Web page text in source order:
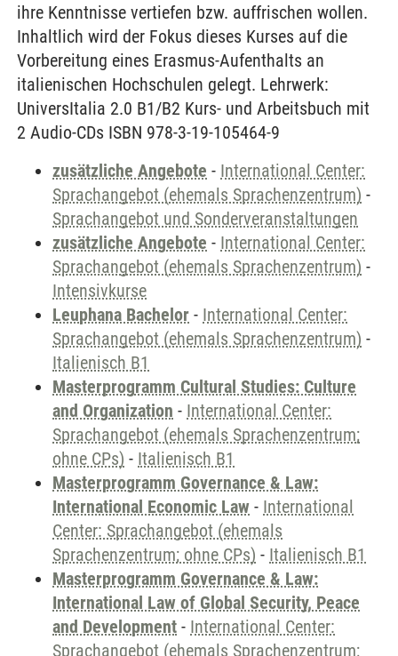
ihre Kenntnisse vertiefen bzw. auffrischen wollen.
Inhaltlich wird der Fokus dieses Kurses auf die
Vorbereitung eines Erasmus-Aufenthalts an
italienischen Hochschulen gelegt. Lehrwerk:
UniversItalia 2.0 B1/B2 Kurs- und Arbeitsbuch mit
2 Audio-CDs ISBN 978-3-19-105464-9
zusätzliche Angebote - International Center:
Sprachangebot (ehemals Sprachenzentrum) -
Sprachangebot und Sonderveranstaltungen
zusätzliche Angebote - International Center:
Sprachangebot (ehemals Sprachenzentrum) -
Intensivkurse
Leuphana Bachelor - International Center:
Sprachangebot (ehemals Sprachenzentrum) -
Italienisch B1
Masterprogramm Cultural Studies: Culture
and Organization - International Center:
Sprachangebot (ehemals Sprachenzentrum;
ohne CPs) - Italienisch B1
Masterprogramm Governance & Law:
International Economic Law - International
Center: Sprachangebot (ehemals
Sprachenzentrum; ohne CPs) - Italienisch B1
Masterprogramm Governance & Law:
International Law of Global Security, Peace
and Development - International Center:
Sprachangebot (ehemals Sprachenzentrum;